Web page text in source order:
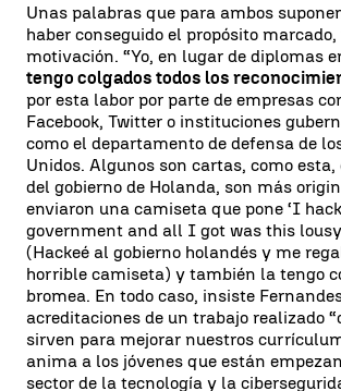
Unas palabras que para ambos
haber conseguido el propósito
motivación. “Yo, en lugar de diplomas
tengo colgados todos los
por esta labor por parte de empresas
Facebook, Twitter o instituciones
como el departamento de defensa de
Unidos. Algunos son cartas, como esta,
del gobierno de Holanda, son más
enviaron una camiseta que pone ‘I
government and all I got was this
(Hackeé al gobierno holandés y me
horrible camiseta) y también la tengo
bromea. En todo caso, insiste
acreditaciones de un trabajo realizado
sirven para mejorar nuestros
anima a los jóvenes que están
sector de la tecnología y la